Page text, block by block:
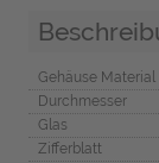
Gehäuse Material
Durchmesser
Glas
Zifferblatt